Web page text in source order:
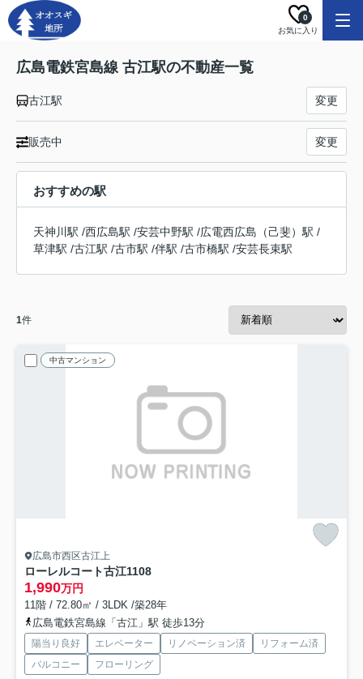
お気に入り
0
広島電鉄宮島線 古江駅の不動産一覧
古江駅 変更
販売中 変更
おすすめの駅
天神川駅 /西広島駅 /安芸中野駅 /広電西広島（己斐）駅 /
草津駅 /古江駅 /古市駅 /伴駅 /古市橋駅 /安芸長束駅
1件
中古マンション
広島市西区古江上
ローレルコート古江1108
1,990万円
11階 / 72.80㎡ / 3LDK /築28年
広島電鉄宮島線「古江」駅 徒歩13分
陽当り良好 エレベーター リノベーション済
リフォーム済
バルコニー
フローリング